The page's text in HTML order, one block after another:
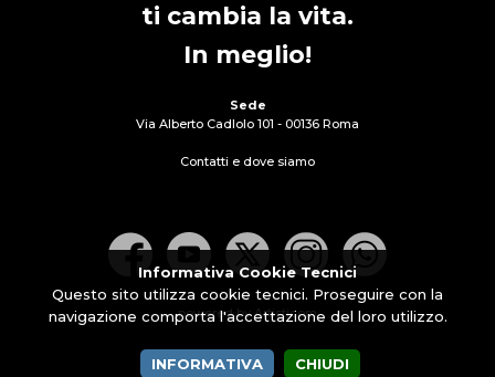
ti cambia la vita.
In meglio!
Sede
Via Alberto Cadlolo 101 - 00136 Roma
Contatti e dove siamo
powered by Artisticom
Informativa Cookie Tecnici
Questo sito utilizza cookie tecnici. Proseguire con la
navigazione comporta l'accettazione del loro utilizzo.
INFORMATIVA CHIUDI